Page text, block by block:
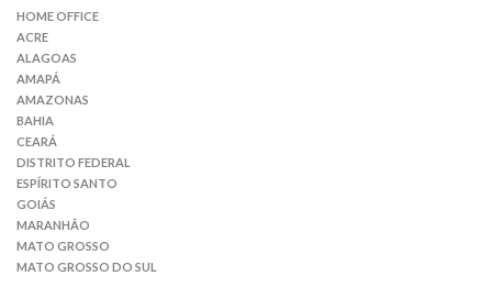
HOME OFFICE
ACRE
ALAGOAS
AMAPÁ
AMAZONAS
BAHIA
CEARÁ
DISTRITO FEDERAL
ESPÍRITO SANTO
GOIÁS
MARANHÃO
MATO GROSSO
MATO GROSSO DO SUL